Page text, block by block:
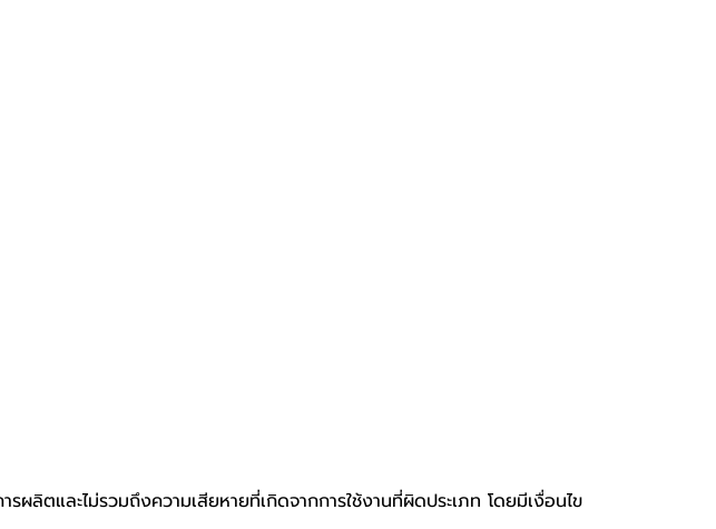
ลิตและไม่รวมถึงความเสียหายที่เกิดจากการใช้งานที่ผิดประเภท โดยมีเงื่อนไข